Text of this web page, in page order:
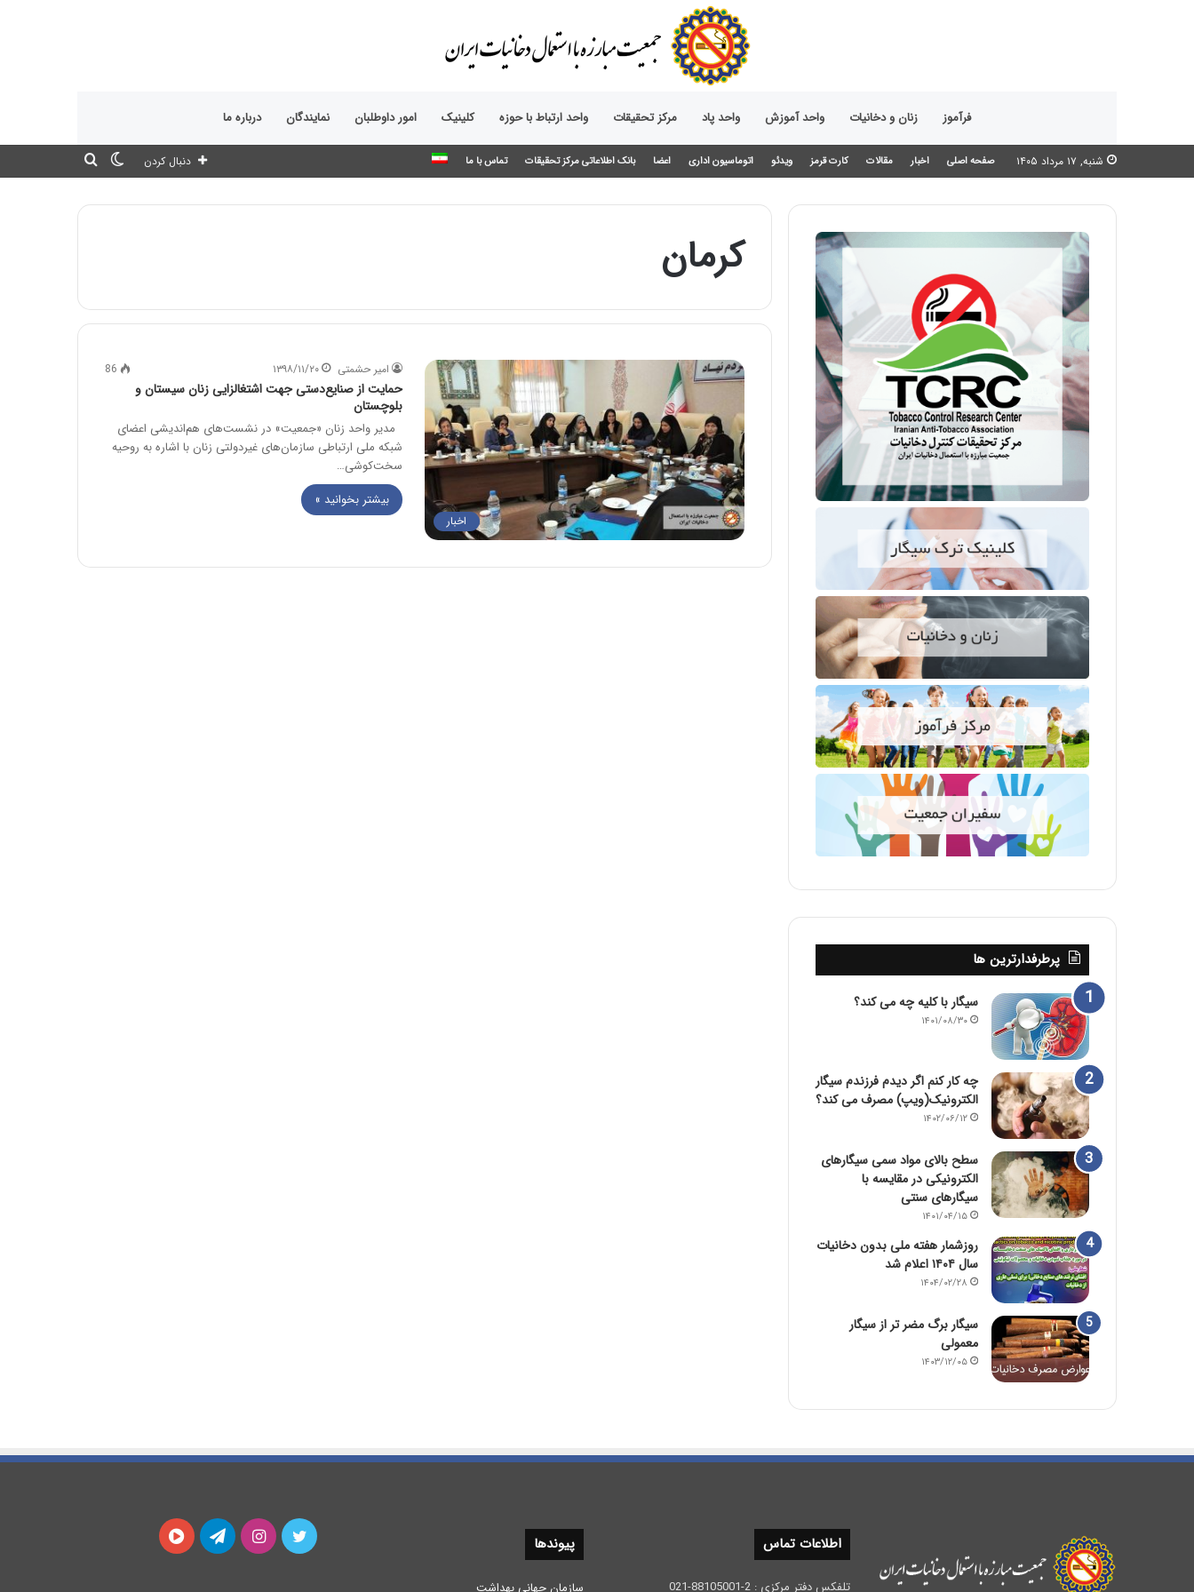
فرآموز زنان و دخانیات واحد آموزش واحد پاد مرکز تحقیقات واحد ارتباط با حوزه‌ کلینیک امور داوطلبان نمایندگان درباره ما
شنبه, ۱۷ مرداد ۱۴۰۵ صفحه اصلی اخبار مقالات کارت قرمز ویدئو اتوماسیون اداری اعضا بانک اطلاعاتی مرکز تحقیقات تماس با ما
تغییر
دنبال کردن
کرمان
اخبار
امیر حشمتی ۱۳۹۸/۱۱/۲۰ 86
حمایت از صنایع‌دستی جهت اشتغالزایی زنان سیستان و
بلوچستان
مدیر واحد زنان «جمعیت» در نشست‌های هم‌اندیشی اعضای
شبکه ملی ارتباطی سازمان‌های غیردولتی زنان با اشاره به روحیه
سخت‌کوشی…
بیشتر بخوانید »
پرطرفدارترین ها
سیگار با کلیه چه می کند؟
۱۴۰۱/۰۸/۳۰
چه کار کنم اگر دیدم فرزندم سیگار
الکترونیک(ویپ) مصرف می کند؟
۱۴۰۲/۰۶/۱۲
سطح بالای مواد سمی سیگارهای
الکترونیکی در مقایسه با
سیگارهای سنتی
۱۴۰۱/۰۴/۱۵
روزشمار هفته ملی بدون دخانیات
سال ۱۴۰۴ اعلام شد
۱۴۰۴/۰۲/۲۸
سیگار برگ مضر تر از سیگار
معمولی
۱۴۰۳/۱۲/۰۵
اطلاعات تماس
تلفکس دفتر مرکزی : 2-88105001-021
پیوندها
سازمان جهانی بهداشت
توییتر اینستاگرامتلگرام آپارات